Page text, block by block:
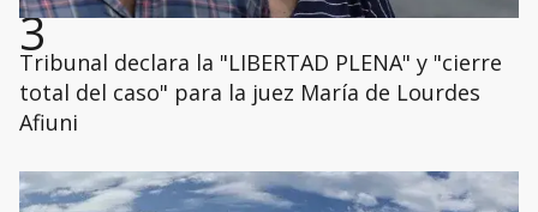
3
Tribunal declara la "LIBERTAD PLENA" y "cierre
total del caso" para la juez María de Lourdes
Afiuni